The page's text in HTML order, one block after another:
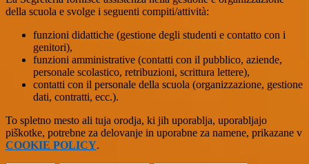
della scuola e svolge i seguenti compiti/attività:
funzioni didattiche (gestione degli studenti e contatto con i
genitori),
funzioni amministrative (contatti con il pubblico, aziende,
personale scolastico, retribuzioni, scrittura lettere),
contatti con il personale della scuola (organizzazione, gestione
dati, contratti, ecc.).
To spletno mesto ali tuja orodja, ki jih uporablja, uporabljajo
piškotke, potrebne za delovanje in uporabne za namene, prikazane v
COOKIE POLICY.